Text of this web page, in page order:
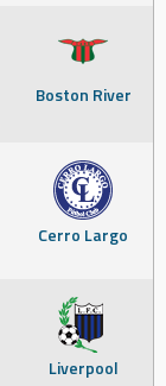
Boston River
Cerro Largo
Liverpool